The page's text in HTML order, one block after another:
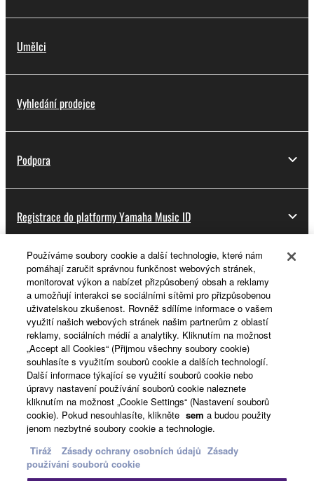
Umělci
Vyhledání prodejce
Podpora
Registrace do platformy Yamaha Music ID
O Yamaze
Česká republika a Slovensko - Czech
Business
Používáme soubory cookie a další technologie, které nám
pomáhají zaručit správnou funkčnost webových stránek,
monitorovat výkon a nabízet přizpůsobený obsah a reklamy
a umožňují interakci se sociálními sítěmi pro přizpůsobenou
uživatelskou zkušenost. Rovněž sdílíme informace o vašem
využití našich webových stránek našim partnerům z oblastí
reklamy, sociálních médií a analytiky. Kliknutím na možnost
„Accept all Cookies“ (Přijmou všechny soubory cookie)
souhlasíte s využitím souborů cookie a dalších technologií.
Další informace týkající se využití souborů cookie nebo
úpravy nastavení používání souborů cookie naleznete
kliknutím na možnost „Cookie Settings“ (Nastavení souborů
cookie). Pokud nesouhlasíte, klikněte sem a budou použity
jenom nezbytné soubory cookie a technologie.
Tiráž
Zásady ochrany osobních údajů Zásady
používání souborů cookie